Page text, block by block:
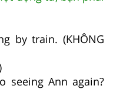
by train. (KHÔNG
seeing Ann again?